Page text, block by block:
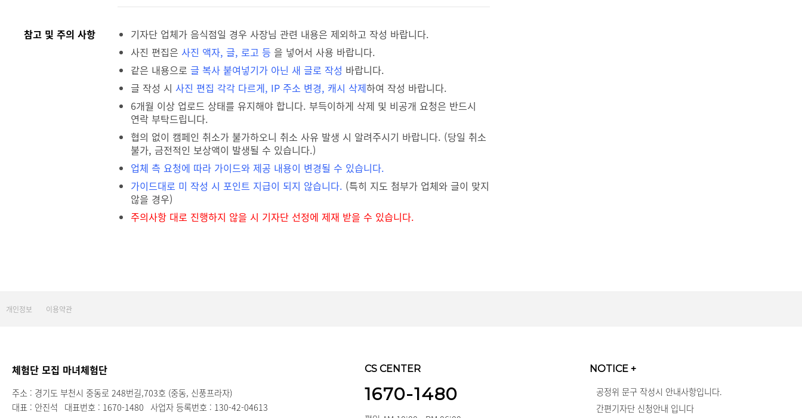
참고 및 주의 사항
기자단 업체가 음식점일 경우 사장님 관련 내용은 제외하고 작성 바랍니다.
사진 편집은 사진 액자, 글, 로고 등 을 넣어서 사용 바랍니다.
같은 내용으로 글 복사 붙여넣기가 아닌 새 글로 작성 바랍니다.
글 작성 시 사진 편집 각각 다르게, IP 주소 변경, 캐시 삭제하여 작성 바랍니다.
6개월 이상 업로드 상태를 유지해야 합니다. 부득이하게 삭제 및 비공개 요청은 반드시
연락 부탁드립니다.
협의 없이 캠페인 취소가 불가하오니 취소 사유 발생 시 알려주시기 바랍니다. (당일 취소
불가, 금전적인 보상액이 발생될 수 있습니다.)
업체 측 요청에 따라 가이드와 제공 내용이 변경될 수 있습니다.
가이드대로 미 작성 시 포인트 지급이 되지 않습니다. (특히 지도 첨부가 업체와 글이 맞지
않을 경우)
주의사항 대로 진행하지 않을 시 기자단 선정에 제재 받을 수 있습니다.
개인정보 이용약관
체험단 모집 마녀체험단
주소 : 경기도 부천시 중동로 248번길,703호 (중동, 신풍프라자)
대표 : 안진석 대표번호 : 1670-1480 사업자 등록번호 : 130-42-04613
CS CENTER
1670-1480
NOTICE +
공정위 문구 작성시 안내사항입니다.
간편기자단 신청안내 입니다